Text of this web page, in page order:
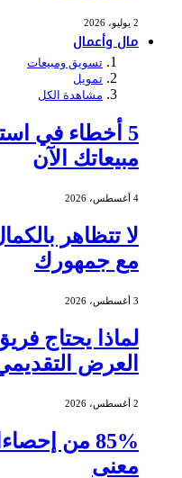
2 يوليو، 2026
مال وأعمال
تسويق ومبيعات
تمويل
مشاهدة الكل
5 أخطاء في
مبيعاتك الآن
4 أغسطس، 2026
لا تتظاهر
مع جمهورك
3 أغسطس، 2026
لماذا يحتاج
العرض
2 أغسطس، 2026
85% من
معنى